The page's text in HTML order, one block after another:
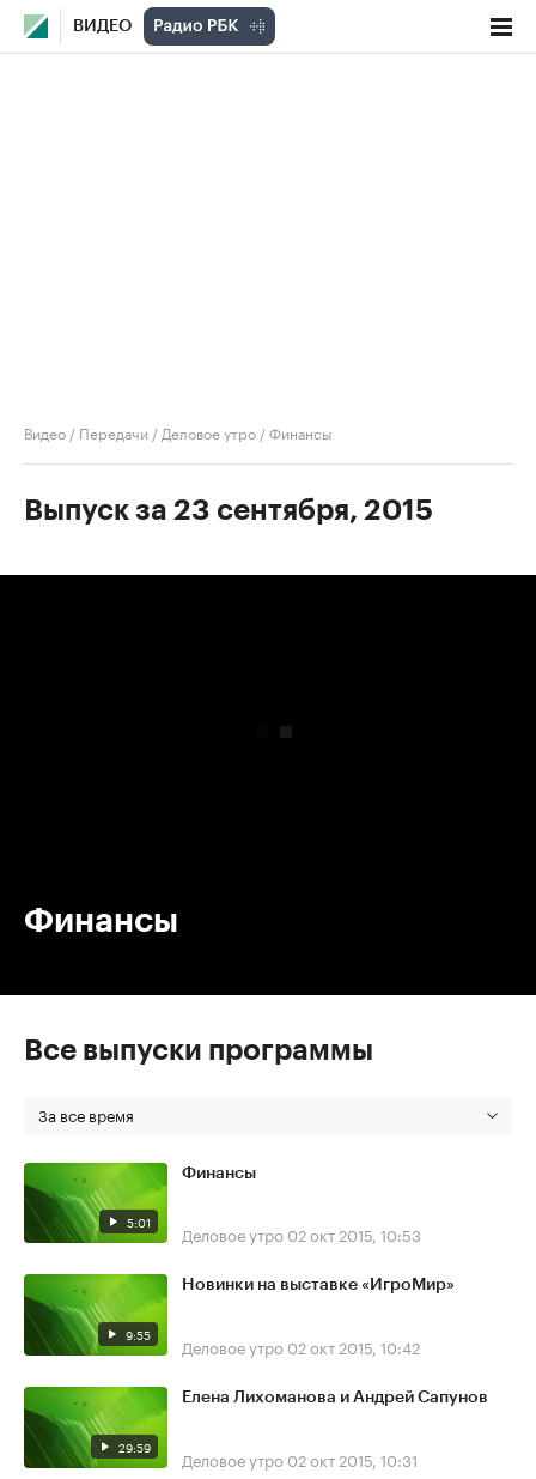
ВИДЕО
Видео / Передачи / Деловое утро /Финансы
Выпуск за 23 сентября, 2015
Финансы
Все выпуски программы
За все время
5:01
Финансы
Деловое утро 02 окт 2015, 10:53
9:55
Новинки на выставке «ИгроМир»
Деловое утро 02 окт 2015, 10:42
29:59
Елена Лихоманова и Андрей Сапунов
Деловое утро 02 окт 2015, 10:31